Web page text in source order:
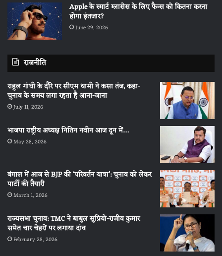
Apple के स्मार्ट ग्लासेस के लिए फैन्स को कितना करना
होगा इंतजार?
June 29, 2026
राजनीति
राहुल गांधी के दौरे पर सीएम धामी ने कसा तंज, कहा-
चुनाव के समय लगा रहता है आना-जाना
July 11, 2026
भाजपा राष्ट्रीय अध्यक्ष नितिन नवीन आज दून में…
May 28, 2026
बंगाल में आज से BJP की ‘परिवर्तन यात्रा’: चुनाव को लेकर
पार्टी की तैयारी
March 1, 2026
राज्यसभा चुनाव: TMC ने बाबुल सुप्रियो-राजीव कुमार
समेत चार चेहरों पर लगाया दांव
February 28, 2026